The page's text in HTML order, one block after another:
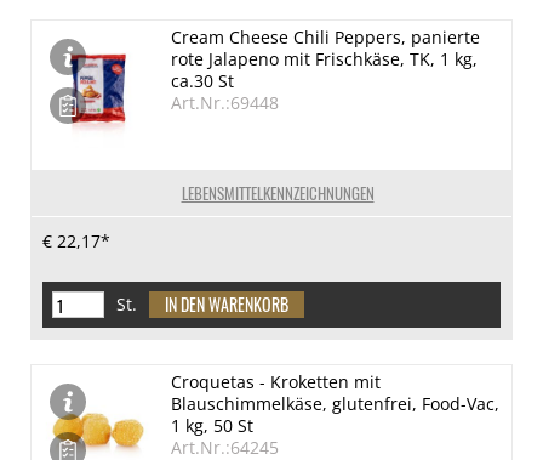
LEBENSMITTELKENNZEICHNUNGEN
Cream Cheese Chili Peppers, panierte
rote Jalapeno mit Frischkäse, TK, 1 kg,
ca.30 St
Art.Nr.:69448
€ 22,17*
St.
Croquetas - Kroketten mit
Blauschimmelkäse, glutenfrei, Food-Vac,
1 kg, 50 St
Art.Nr.:64245